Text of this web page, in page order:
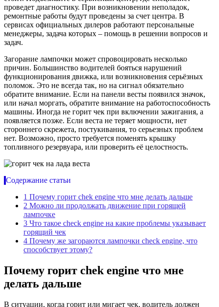
проведет диагностику. При возникновении неполадок,
ремонтные работы будут проведены за счет центра. В
сервисах официальных дилеров работают персональные
менеджеры, задача которых – помощь в решении вопросов и
задач.
Загорание лампочки может спровоцировать несколько
причин. Большинство водителей бояться нарушений
функционирования движка, или возникновения серьёзных
поломок. Это не всегда так, но на сигнал обязательно
обратите внимание. Если на панели весты появился значок,
или начал моргать, обратите внимание на работоспособность
машины. Иногда не горит чек при включении зажигания, а
появляется позже. Если веста не теряет мощности, нет
стороннего скрежета, постукивания, то серьезных проблем
нет. Возможно, просто требуется поменять крышку
топливного резервуара, или проверить её целостность.
Содержание статьи
1 Почему горит chek engine что мне делать дальше
2 Можно ли продолжать движение при горящей
лампочке
3 Что такое check engine на какие проблемы указывает
горящий чек
4 Почему же загораются лампочки check engine, что
способствует этому?
Почему горит chek engine что мне
делать дальше
В ситуации, когда горит или мигает чек, водитель должен